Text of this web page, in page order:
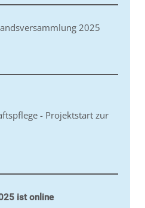
2025
- Projektstart zur
ist online